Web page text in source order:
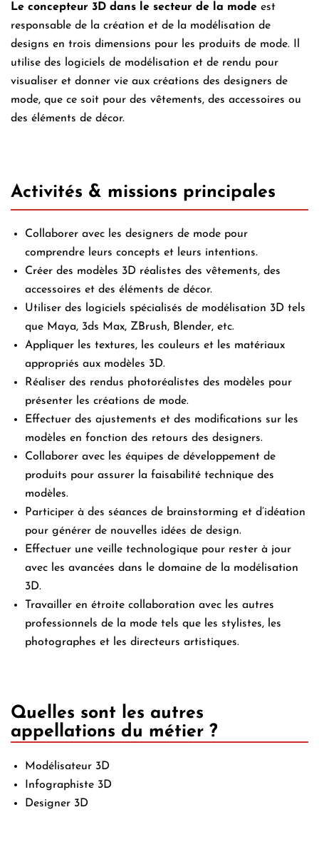
Le concepteur 3D dans le secteur de la mode est
responsable de la création et de la modélisation de
designs en trois dimensions pour les produits de mode. Il
utilise des logiciels de modélisation et de rendu pour
visualiser et donner vie aux créations des designers de
mode, que ce soit pour des vêtements, des accessoires ou
des éléments de décor.
Activités & missions principales
Collaborer avec les designers de mode pour
comprendre leurs concepts et leurs intentions.
Créer des modèles 3D réalistes des vêtements, des
accessoires et des éléments de décor.
Utiliser des logiciels spécialisés de modélisation 3D tels
que Maya, 3ds Max, ZBrush, Blender, etc.
Appliquer les textures, les couleurs et les matériaux
appropriés aux modèles 3D.
Réaliser des rendus photoréalistes des modèles pour
présenter les créations de mode.
Effectuer des ajustements et des modifications sur les
modèles en fonction des retours des designers.
Collaborer avec les équipes de développement de
produits pour assurer la faisabilité technique des
modèles.
Participer à des séances de brainstorming et d’idéation
pour générer de nouvelles idées de design.
Effectuer une veille technologique pour rester à jour
avec les avancées dans le domaine de la modélisation
3D.
Travailler en étroite collaboration avec les autres
professionnels de la mode tels que les stylistes, les
photographes et les directeurs artistiques.
Quelles sont les autres
appellations du métier ?
Modélisateur 3D
Infographiste 3D
Designer 3D